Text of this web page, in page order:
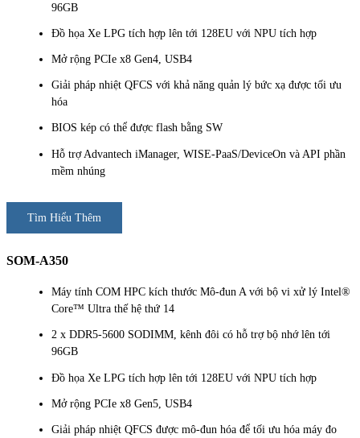
96GB
Đồ họa Xe LPG tích hợp lên tới 128EU với NPU tích hợp
Mở rộng PCIe x8 Gen4, USB4
Giải pháp nhiệt QFCS với khả năng quản lý bức xạ được tối ưu
hóa
BIOS kép có thể được flash bằng SW
Hỗ trợ Advantech iManager, WISE-PaaS/DeviceOn và API phần
mềm nhúng
Tìm Hiểu Thêm
SOM-A350
Máy tính COM HPC kích thước Mô-đun A với bộ vi xử lý Intel®
Core™ Ultra thế hệ thứ 14
2 x DDR5-5600 SODIMM, kênh đôi có hỗ trợ bộ nhớ lên tới
96GB
Đồ họa Xe LPG tích hợp lên tới 128EU với NPU tích hợp
Mở rộng PCIe x8 Gen5, USB4
Giải pháp nhiệt QFCS được mô-đun hóa để tối ưu hóa máy đo